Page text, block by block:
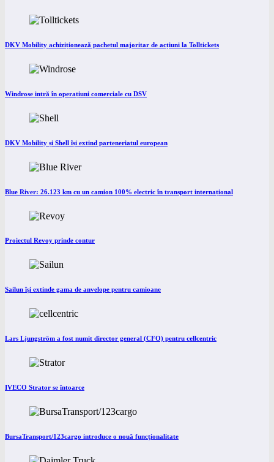
DKV Mobility achiziționează pachetul majoritar de acțiuni la Tolltickets
Windrose intră în operațiuni comerciale cu DSV
DKV Mobility și Shell își extind parteneriatul european
Blue River: 26.123 km cu un camion 100% electric în transport internațional
Proiectul Revoy prinde contur
Sailun își extinde gama de anvelope pentru camioane
Lars Ljungström a fost numit director general (CFO) pentru cellcentric
IVECO Strator se întoarce
BursaTransport/123cargo introduce o nouă funcționalitate